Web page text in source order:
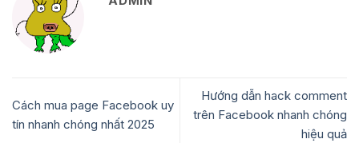
Cách mua page Facebook uy
tín nhanh chóng nhất 2025
Hướng dẫn hack comment
trên Facebook nhanh chóng
hiệu quả